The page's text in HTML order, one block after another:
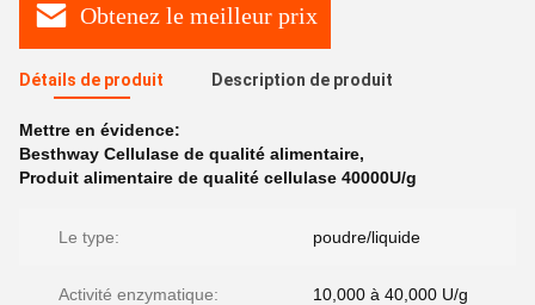
Obtenez le meilleur prix
Détails de produit Description de produit
Mettre en évidence:
Besthway Cellulase de qualité alimentaire,
Produit alimentaire de qualité cellulase 40000U/g
Le type: poudre/liquide
Activité enzymatique: 10,000 à 40,000 U/g